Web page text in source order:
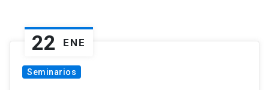
22 ENE
Seminarios